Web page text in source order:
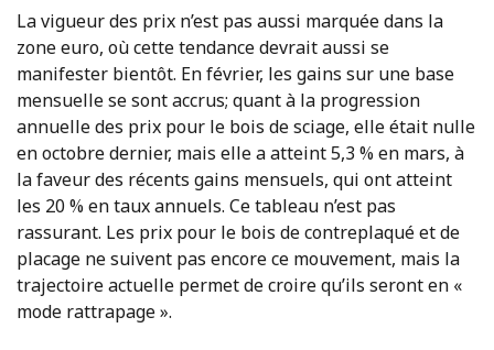
La vigueur des prix n’est pas aussi marquée dans la
zone euro, où cette tendance devrait aussi se
manifester bientôt. En février, les gains sur une base
mensuelle se sont accrus; quant à la progression
annuelle des prix pour le bois de sciage, elle était nulle
en octobre dernier, mais elle a atteint 5,3 % en mars, à
la faveur des récents gains mensuels, qui ont atteint
les 20 % en taux annuels. Ce tableau n’est pas
rassurant. Les prix pour le bois de contreplaqué et de
placage ne suivent pas encore ce mouvement, mais la
trajectoire actuelle permet de croire qu’ils seront en «
mode rattrapage ».